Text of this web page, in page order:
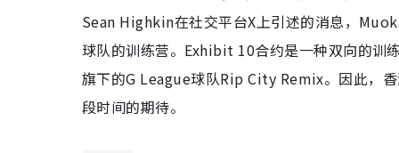
Sean Highkin在社交平台X上引述的消息，
球队的训练营。Exhibit 10合约是一种双向的训
旗下的G League球队Rip City Remix。因此，
段时间的期待。